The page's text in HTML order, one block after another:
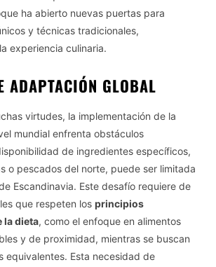
ha abierto nuevas puertas para
y técnicas tradicionales,
experiencia culinaria.
ADAPTACIÓN GLOBAL
virtudes, la implementación de la
mundial enfrenta obstáculos
de ingredientes específicos,
o pescados del norte, puede ser limitada
Escandinavia. Este desafío requiere de
que respeten los principios
la dieta, como el enfoque en alimentos
y de proximidad, mientras se buscan
equivalentes. Esta necesidad de